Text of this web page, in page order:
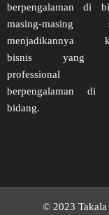
berpengalaman di
masing-masing
menjadikannya
bisnis yang
berpengalaman di
bidang.
© 2023